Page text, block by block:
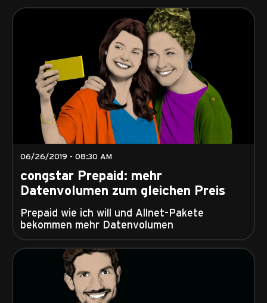
06/26/2019 - 08:30 AM
congstar Prepaid: mehr
Datenvolumen zum gleichen Preis
Prepaid wie ich will und Allnet-Pakete
bekommen mehr Datenvolumen